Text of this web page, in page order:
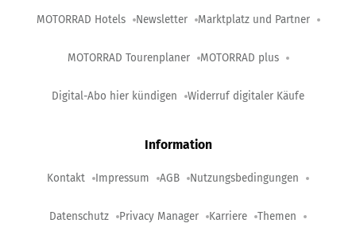
MOTORRAD Hotels Newsletter Marktplatz und Partner
MOTORRAD Tourenplaner MOTORRAD plus
Digital-Abo hier kündigen Widerruf digitaler Käufe
Information
Kontakt Impressum AGB Nutzungsbedingungen
Datenschutz Privacy Manager Karriere Themen